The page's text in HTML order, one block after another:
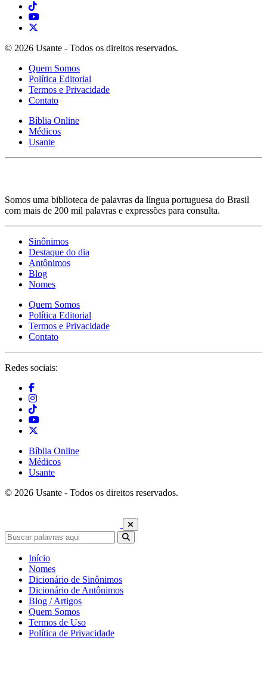
© 2026 Usante - Todos os direitos reservados.
Quem Somos
Política Editorial
Termos e Privacidade
Contato
Bíblia Online
Médicos
Usante
Somos uma biblioteca de palavras da língua portuguesa do Brasil
com mais de 200 mil palavras e expressões para consulta.
Sinônimos
Destaque do dia
Antônimos
Blog
Nomes
Quem Somos
Política Editorial
Termos e Privacidade
Contato
Redes sociais:
Bíblia Online
Médicos
Usante
© 2026 Usante - Todos os direitos reservados.
Início
Nomes
Dicionário de Sinônimos
Dicionário de Antônimos
Blog / Artigos
Quem Somos
Termos de Uso
Política de Privacidade